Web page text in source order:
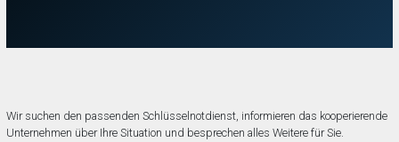
Wir suchen den passenden Schlüsselnotdienst, informieren das kooperierende
Unternehmen über Ihre Situation und besprechen alles Weitere für Sie.